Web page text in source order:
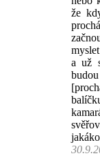
že
a už